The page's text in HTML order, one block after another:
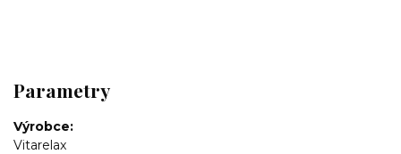
Parametry
Výrobce
Vitarelax